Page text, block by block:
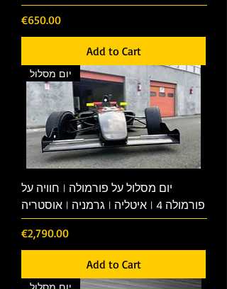
Price
€650.00
Add to Cart
יום מסלול
יום מסלול על פורמולה | חוויה על
פורמולה 4 | איטליה | גרמניה | אוסטריה
Price
€2,790.00
Add to Cart
יום מסלול